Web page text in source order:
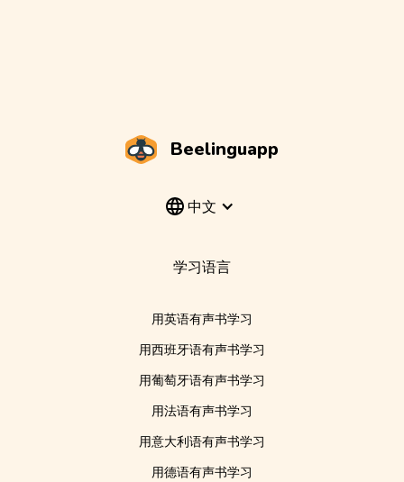
Beelinguapp
中文
学习语言
用英语有声书学习
用西班牙语有声书学习
用葡萄牙语有声书学习
用法语有声书学习
用意大利语有声书学习
用德语有声书学习